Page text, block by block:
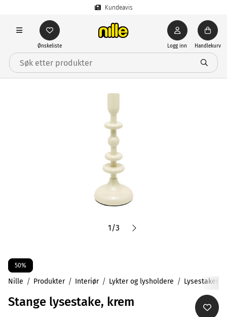
Kundeavis
Ønskeliste Logg inn Handlekurv
1/3
50%
Nille Produkter Interiør Lykter og lysholdere Lysestaker
Stange lysestake, krem